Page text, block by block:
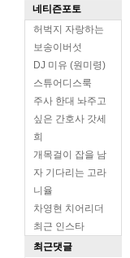
네티즌포토
허벅지 자랑하는
보송이버섯
DJ 미유 (원미령)
스튜어디스룩
주사 한대 놔주고
싶은 간호사 갓세
희
개목걸이 잡을 남
자 기다리는 고라
니율
차영현 치어리더
최근 인스타
최근댓글